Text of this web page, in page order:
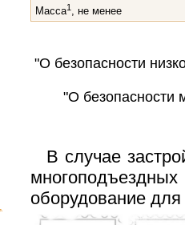
Масса1 , не менее
"О безопасности
"О безопасности
В случае
оборудование